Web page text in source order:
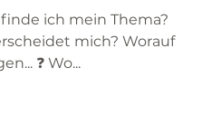
ich mein Thema?
mich? Worauf
Fragen... ❓ Wo...